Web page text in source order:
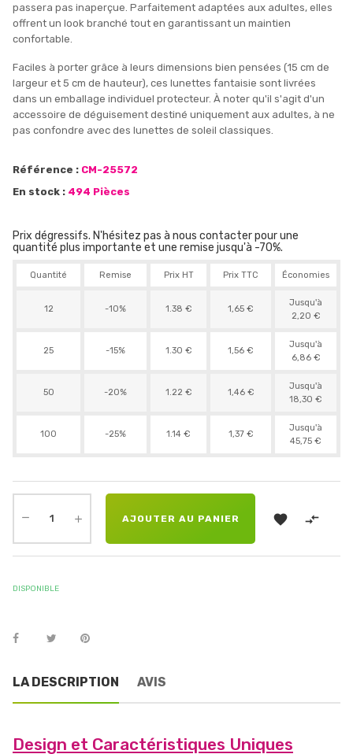
passera pas inaperçue. Parfaitement adaptées aux adultes, elles
offrent un look branché tout en garantissant un maintien
confortable.
Faciles à porter grâce à leurs dimensions bien pensées (15 cm de
largeur et 5 cm de hauteur), ces lunettes fantaisie sont livrées
dans un emballage individuel protecteur. À noter qu'il s'agit d'un
accessoire de déguisement destiné uniquement aux adultes, à ne
pas confondre avec des lunettes de soleil classiques.
Référence : CM-25572
En stock : 494 Pièces
Prix dégressifs. N'hésitez pas à nous contacter pour une
quantité plus importante et une remise jusqu'à -70%.
Quantité Remise Prix HT Prix TTC Économies
12 -10% 1.38 € 1,65 €
Jusqu'à
2,20 €
25 -15% 1.30 € 1,56 €
Jusqu'à
6,86 €
50 -20% 1.22 € 1,46 €
Jusqu'à
18,30 €
100 -25% 1.14 € 1,37 €
Jusqu'à
45,75 €
AJOUTER AU PANIER  
DISPONIBLE
LA DESCRIPTION AVIS
Design et Caractéristiques Uniques